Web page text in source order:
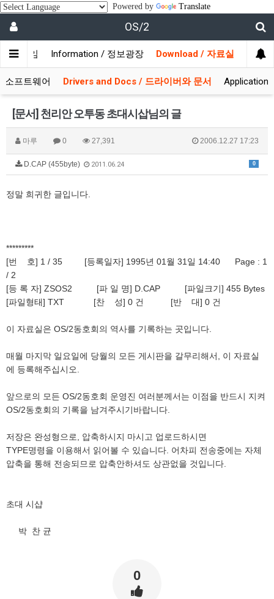
Powered by Translate
OS/2
자모임 Information / 정보광장 Download / 자료실
소프트웨어 Drivers and Docs / 드라이버와 문서
[문서] 천리안 오투동 초대시삽님의 글
마루 0 27,391 2006.12.27 17:23
0
D.CAP (455byte) 2011.06.24
정말 희귀한 글입니다.
*********
[번 호] 1 / 35 [등록일자] 1995년 01월 31일 14:40 Page : 1
/ 2
[등 록 자] ZSOS2 [파 일 명] D.CAP [파일크기] 455 Bytes
[파일형태] TXT [찬 성] 0 건 [반 대] 0 건
이 자료실은 OS/2동호회의 역사를 기록하는 곳입니다.
매월 마지막 일요일에 당월의 모든 게시판을 갈무리해서, 이 자료실
에 등록해주십시오.
앞으로의 모든 OS/2동호회 운영진 여러분께서는 이점을 반드시 지켜
OS/2동호회의 기록을 남겨주시기바랍니다.
저장은 완성형으로, 압축하시지 마시고 업로드하시면
TYPE명령을 이용해서 읽어볼 수 있습니다. 어차피 전송중에는 자체
압축을 통해 전송되므로 압축안하셔도 상관없을 것입니다.
초대 시샵
박 찬 균
0